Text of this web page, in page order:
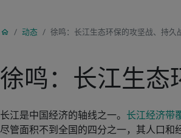
动态 徐鸣：长江生态环保的攻坚战、持久
徐鸣：长江生态
长江是中国经济的轴线之一。 长江经济带
尽管面积不到全国的四分之一，其人口和